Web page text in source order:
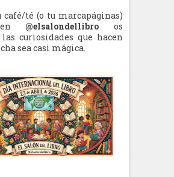
café/té (o tu marcapáginas)
en@elsalondellibro os
curiosidades que hacen
sea casi mágica.